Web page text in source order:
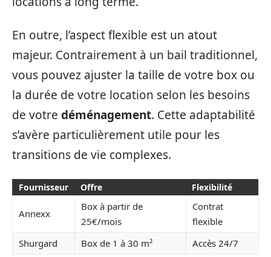
En outre, l’aspect flexible est un atout
majeur. Contrairement à un bail traditionnel,
vous pouvez ajuster la taille de votre box ou
la durée de votre location selon les besoins
de votre déménagement. Cette adaptabilité
s’avère particulièrement utile pour les
transitions de vie complexes.
Fournisseur Offre Flexibilité
Annexx
Box à partir de
25€/mois
Contrat
flexible
Shurgard
Box de 1 à 30 m² Accès 24/7